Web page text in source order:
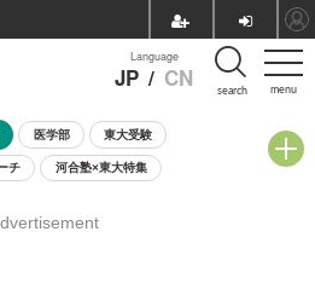
menu
Language
JP / CN search
医学部 東大受験
チ 河合塾×東大特集
学校説明会・相談会